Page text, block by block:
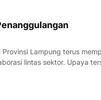
Lampung terus
lintas sektor. Upaya
Tuberkulosis